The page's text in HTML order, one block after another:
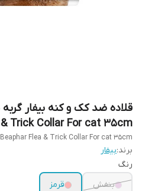
& Trick Collar For cat 35cm
Beaphar Flea & Trick Collar For cat 35cm
برند:بیفار
رنگ
بنفش
قرمز